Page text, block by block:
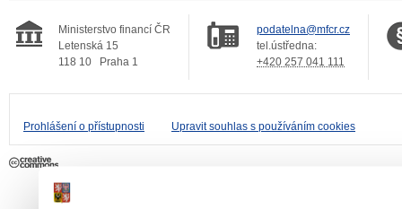
Ministerstvo financí ČR
Letenská 15
118 10
Praha 1
podatelna@mfcr.cz
tel.ústředna:
+420 257 041 111
Prohlášení o přístupnosti Upravit souhlas s používáním cookies